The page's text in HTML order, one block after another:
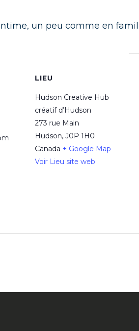
un peu comme en
LIEU
Hudson Creative Hub
créatif d’Hudson
273 rue Main
Hudson, J0P 1H0
Canada + Google Map
Voir Lieu site web